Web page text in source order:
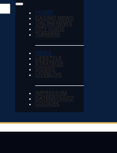
POKER
CASINO NEWS
ONLINE NEWS
CITY GUIDE
TURNIERE
NEWS
LIFESTYLE
STRATEGIE
VIDEOS
LIVEBLOG
IMPRESSUM
DATENSCHUTZ
COOKIES